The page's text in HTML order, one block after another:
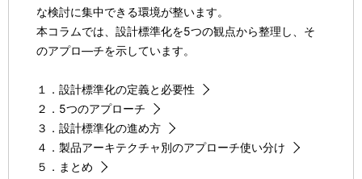
な検討に集中できる環境が整います。
本コラムでは、設計標準化を5つの観点から整理し、そ
のアプロ―チを示しています。
１．設計標準化の定義と必要性
２．5つのアプローチ
３．設計標準化の進め方
４．製品アーキテクチャ別のアプローチ使い分け
５．まとめ